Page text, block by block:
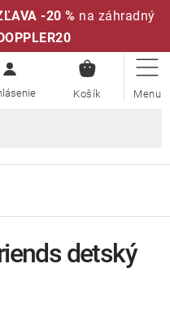
-20 % na záhradný
KOŠÍK
detský